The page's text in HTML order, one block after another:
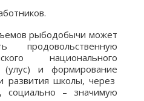
рыбодобычи может
продовольственную
национального
(улус) и формирование
развития школы, через
социально – значимую